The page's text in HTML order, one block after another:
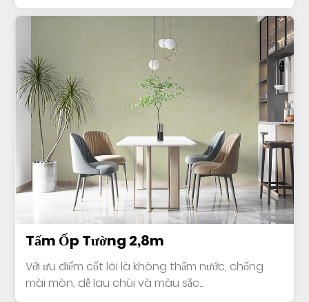
Tấm Ốp Tường 2,8m
Với ưu điểm cốt lõi là không thấm nước, chống
mài mòn, dễ lau chùi và màu sắc...